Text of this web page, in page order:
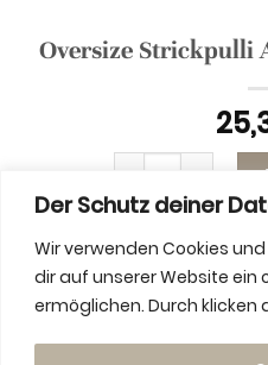
Der Schutz deiner
Wir verwenden Cookies
dir auf unserer Website ein
ermöglichen. Durch klicken
Oversize Strickpulli
Oversize
ADDITIONAL INFORMATION